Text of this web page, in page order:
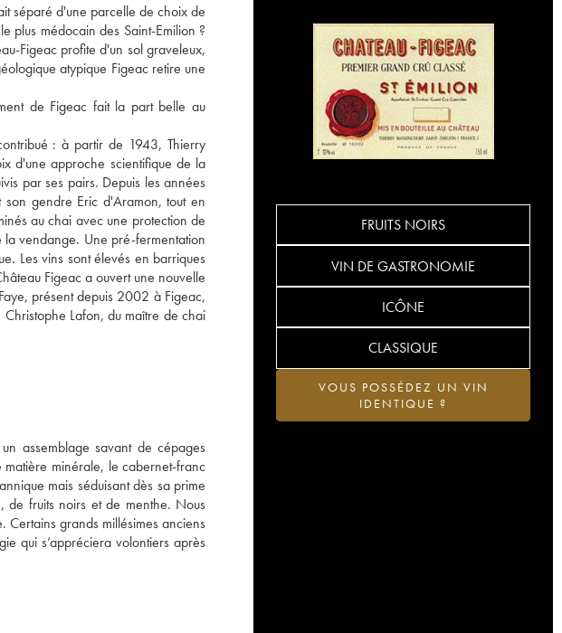
séparé d'une parcelle de choix de
plus médocain des Saint-Emilion ?
Figeac profite d'un sol graveleux,
atypique Figeac retire une
de Figeac fait la part belle au
: à partir de 1943, Thierry
d'une approche scientifique de la
par ses pairs. Depuis les années
gendre Eric d'Aramon, tout en
au chai avec une protection de
vendange. Une pré-fermentation
Les vins sont élevés en barriques
Figeac a ouvert une nouvelle
présent depuis 2002 à Figeac,
Lafon, du maître de chai
assemblage savant de cépages
minérale, le cabernet-franc
mais séduisant dès sa prime
de fruits noirs et de menthe. Nous
Certains grands millésimes anciens
qui s’appréciera volontiers après
FRUITS NOIRS
VIN DE GASTRONOMIE
ICÔNE
CLASSIQUE
VOUS POSSÉDEZ UN VIN
IDENTIQUE ?